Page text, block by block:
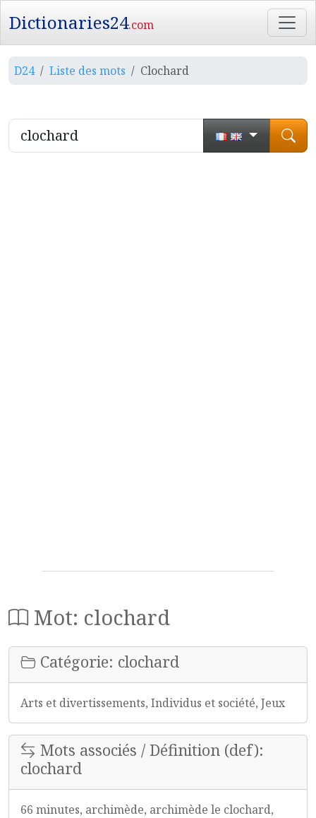
Dictionaries24.com
D24 Liste des mots Clochard
Mot: clochard
Catégorie: clochard
Arts et divertissements, Individus et société, Jeux
Mots associés / Définition (def):
clochard
66 minutes, archimède, archimède le clochard,